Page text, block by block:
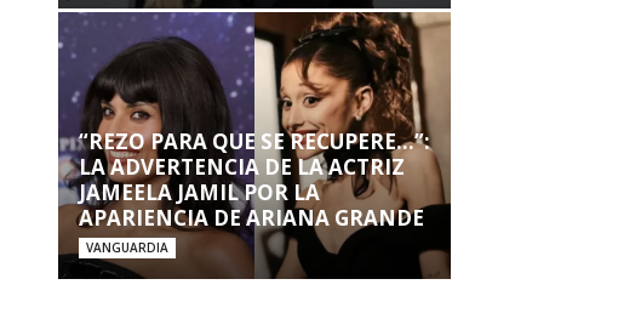
“REZO PARA QUE SE RECUPERE…”:
LA ADVERTENCIA DE LA ACTRIZ
JAMEELA JAMIL POR LA
APARIENCIA DE ARIANA GRANDE
VANGUARDIA